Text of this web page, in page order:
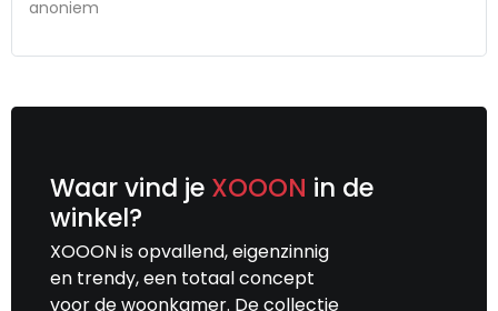
anoniem
Waar vind je XOOON in de
winkel?
XOOON is opvallend, eigenzinnig
en trendy, een totaal concept
voor de woonkamer. De collectie